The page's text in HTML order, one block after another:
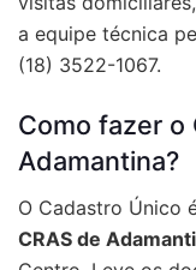
a equipe técnica
(18) 3522-1067.
Como fazer o
Adamantina?
O Cadastro Único
CRAS de